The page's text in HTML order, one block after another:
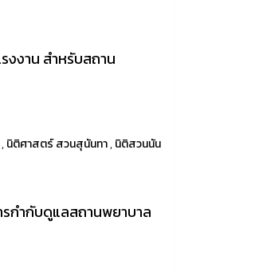
งงาน สำหรับสถาน
,นิติศาสตร์ สวนสุนันทา,นิติสวนนัน
กำกับดูแลสถานพยาบาล